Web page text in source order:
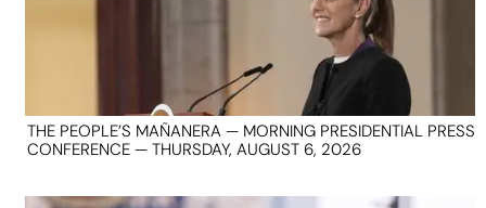
THE PEOPLE’S MAÑANERA — MORNING PRESIDENTIAL PRESS
CONFERENCE — THURSDAY, AUGUST 6, 2026